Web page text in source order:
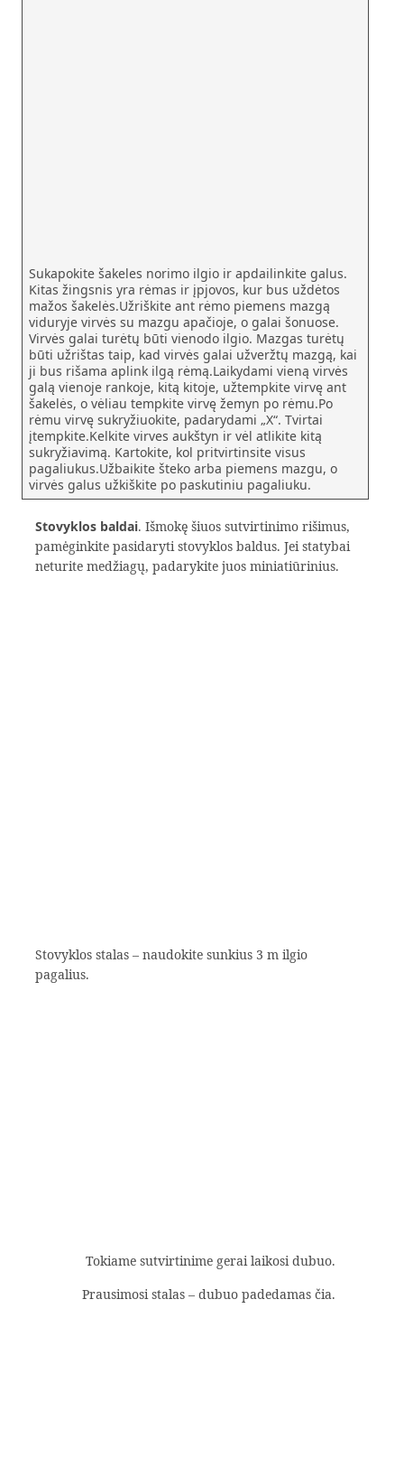
Sukapokite šakeles norimo ilgio ir apdailinkite galus.
Kitas žingsnis yra rėmas ir įpjovos, kur bus uždėtos
mažos šakelės.Užriškite ant rėmo piemens mazgą
viduryje virvės su mazgu apačioje, o galai šonuose.
Virvės galai turėtų būti vienodo ilgio. Mazgas turėtų
būti užrištas taip, kad virvės galai užveržtų mazgą, kai
ji bus rišama aplink ilgą rėmą.Laikydami vieną virvės
galą vienoje rankoje, kitą kitoje, užtempkite virvę ant
šakelės, o vėliau tempkite virvę žemyn po rėmu.Po
rėmu virvę sukryžiuokite, padarydami „X“. Tvirtai
įtempkite.Kelkite virves aukštyn ir vėl atlikite kitą
sukryžiavimą. Kartokite, kol pritvirtinsite visus
pagaliukus.Užbaikite šteko arba piemens mazgu, o
virvės galus užkiškite po paskutiniu pagaliuku.
Stovyklos baldai. Išmokę šiuos sutvirtinimo rišimus,
pamėginkite pasidaryti stovyklos baldus. Jei statybai
neturite medžiagų, padarykite juos miniatiūrinius.
Stovyklos stalas – naudokite sunkius 3 m ilgio
pagalius.
Tokiame sutvirtinime gerai laikosi dubuo.
Prausimosi stalas – dubuo padedamas čia.